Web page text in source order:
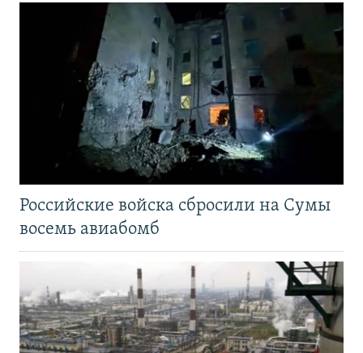
Российские войска сбросили на Сумы
восемь авиабомб